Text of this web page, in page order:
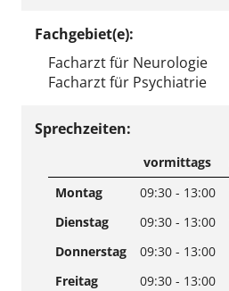
Fachgebiet(e):
Facharzt für Neurologie
Facharzt für Psychiatrie
Sprechzeiten:
vormittags
Montag
09:30 - 13:00
Dienstag
09:30 - 13:00
Donnerstag
09:30 - 13:00
Freitag
09:30 - 13:00